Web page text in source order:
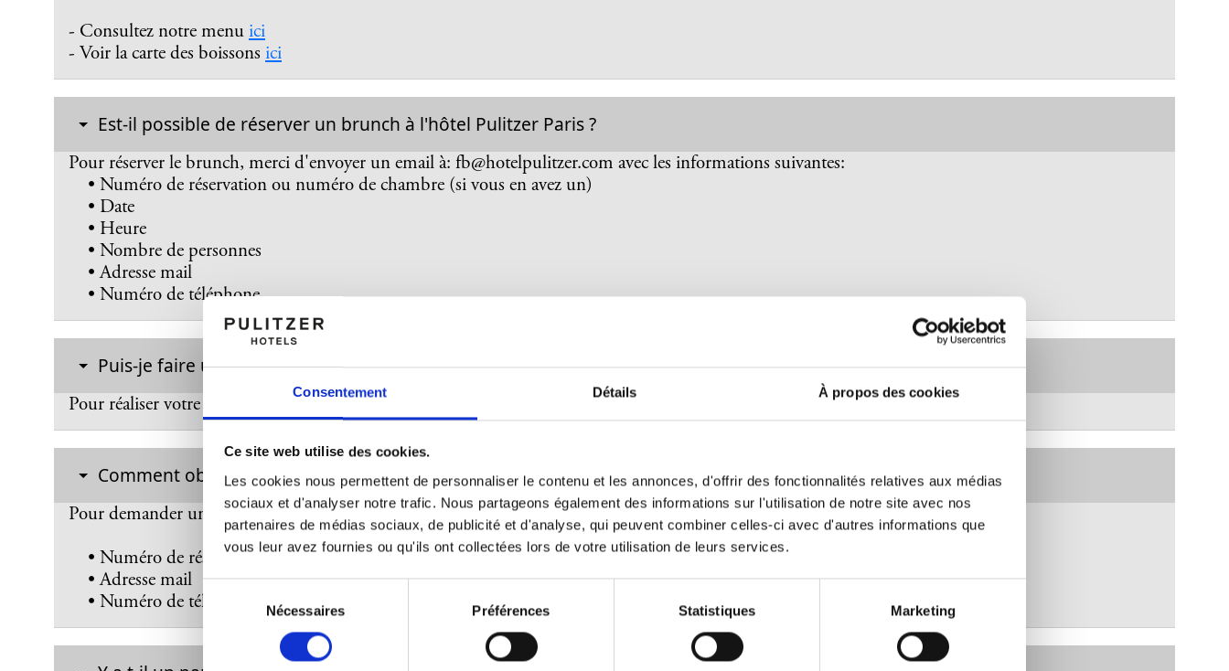
Consentement Détails À propos des cookies
Ce site web utilise des cookies.
Les cookies nous permettent de personnaliser le contenu et les annonces, d'offrir des fonctionnalités relatives aux médias
sociaux et d'analyser notre trafic. Nous partageons également des informations sur l'utilisation de notre site avec nos
partenaires de médias sociaux, de publicité et d'analyse, qui peuvent combiner celles-ci avec d'autres informations que
vous leur avez fournies ou qu'ils ont collectées lors de votre utilisation de leurs services.
du
consentement
Nécessaires Préférences Statistiques Marketing
LE PATIO RESTAURANT
SERVICES
OFFRIR
GALERIE
À PROPOS DE NOUS
RESERVER
- Consultez notre menu ici
- Voir la carte des boissons ici
Est-il possible de réserver un brunch à l'hôtel Pulitzer Paris ?
Pour réserver le brunch, merci d'envoyer un email à: fb@hotelpulitzer.com avec les informations suivantes:
• Numéro de réservation ou numéro de chambre (si vous en avez un)
• Date
• Heure
• Nombre de personnes
• Adresse mail
• Numéro de téléphone
Puis-je faire un enregistrement en ligne à l'hôtel Pulitzer Paris ?
Pour réaliser votre check-in en ligne cliquez
Comment obtenir une facture de la part de l'hôtel Pulitzer Paris?
Pour demander une facture, merci d'envoyer un email à: info@hotelpulitzer.com avec les informations suivantes:
• Numéro de réservation ou numéro de chambre (si vous en avez un)
• Adresse mail
• Numéro de téléphone